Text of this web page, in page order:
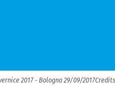
2017 - Bologna 29/09/